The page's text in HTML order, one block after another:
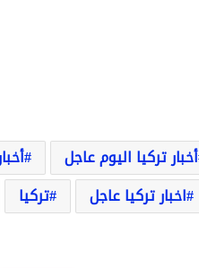
أخبار تركيا اليوم عاجل
اخبار تركيا عاجل تركيا